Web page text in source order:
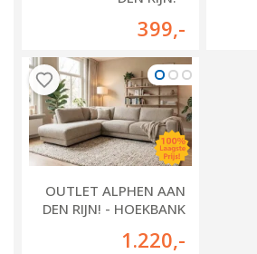
399,-
OUTLET ALPHEN AAN
DEN RIJN! - HOEKBANK
1.220,-